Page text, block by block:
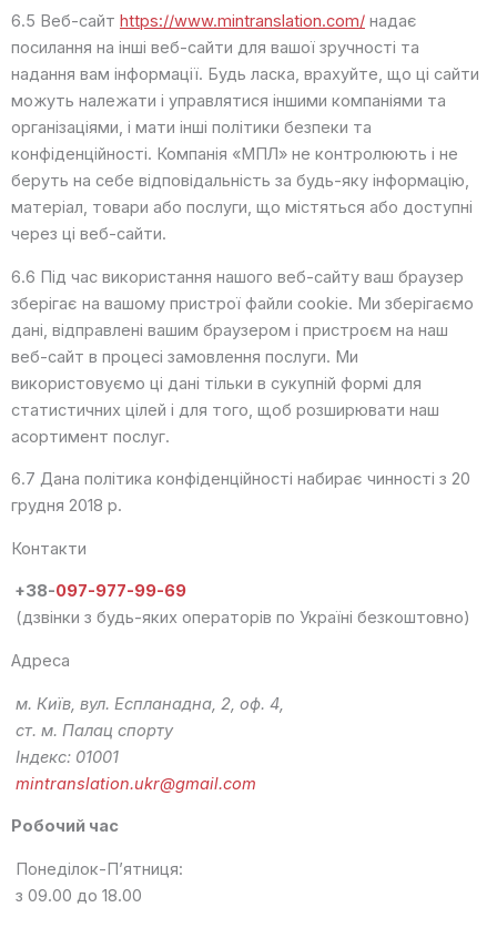
6.5 Веб-сайт https://www.mintranslation.com/ надає
посилання на інші веб-сайти для вашої зручності та
надання вам інформації. Будь ласка, врахуйте, що ці сайти
можуть належати і управлятися іншими компаніями та
організаціями, і мати інші політики безпеки та
конфіденційності. Компанія «МПЛ» не контролюють і не
беруть на себе відповідальність за будь-яку інформацію,
матеріал, товари або послуги, що містяться або доступні
через ці веб-сайти.
6.6 Під час використання нашого веб-сайту ваш браузер
зберігає на вашому пристрої файли cookiе. Ми зберігаємо
дані, відправлені вашим браузером і пристроєм на наш
веб-сайт в процесі замовлення послуги. Ми
використовуємо ці дані тільки в сукупній формі для
статистичних цілей і для того, щоб розширювати наш
асортимент послуг.
6.7 Дана політика конфіденційності набирає чинності з 20
грудня 2018 р.
Контакти
+38-097-977-99-69
(дзвінки з будь-яких операторів по Україні безкоштовно)
Адреса
м. Київ, вул. Еспланадна, 2, оф. 4,
ст. м. Палац спорту
Індекс: 01001
mintranslation.ukr@gmail.com
Робочий час
Понеділок-П’ятниця:
з 09.00 до 18.00